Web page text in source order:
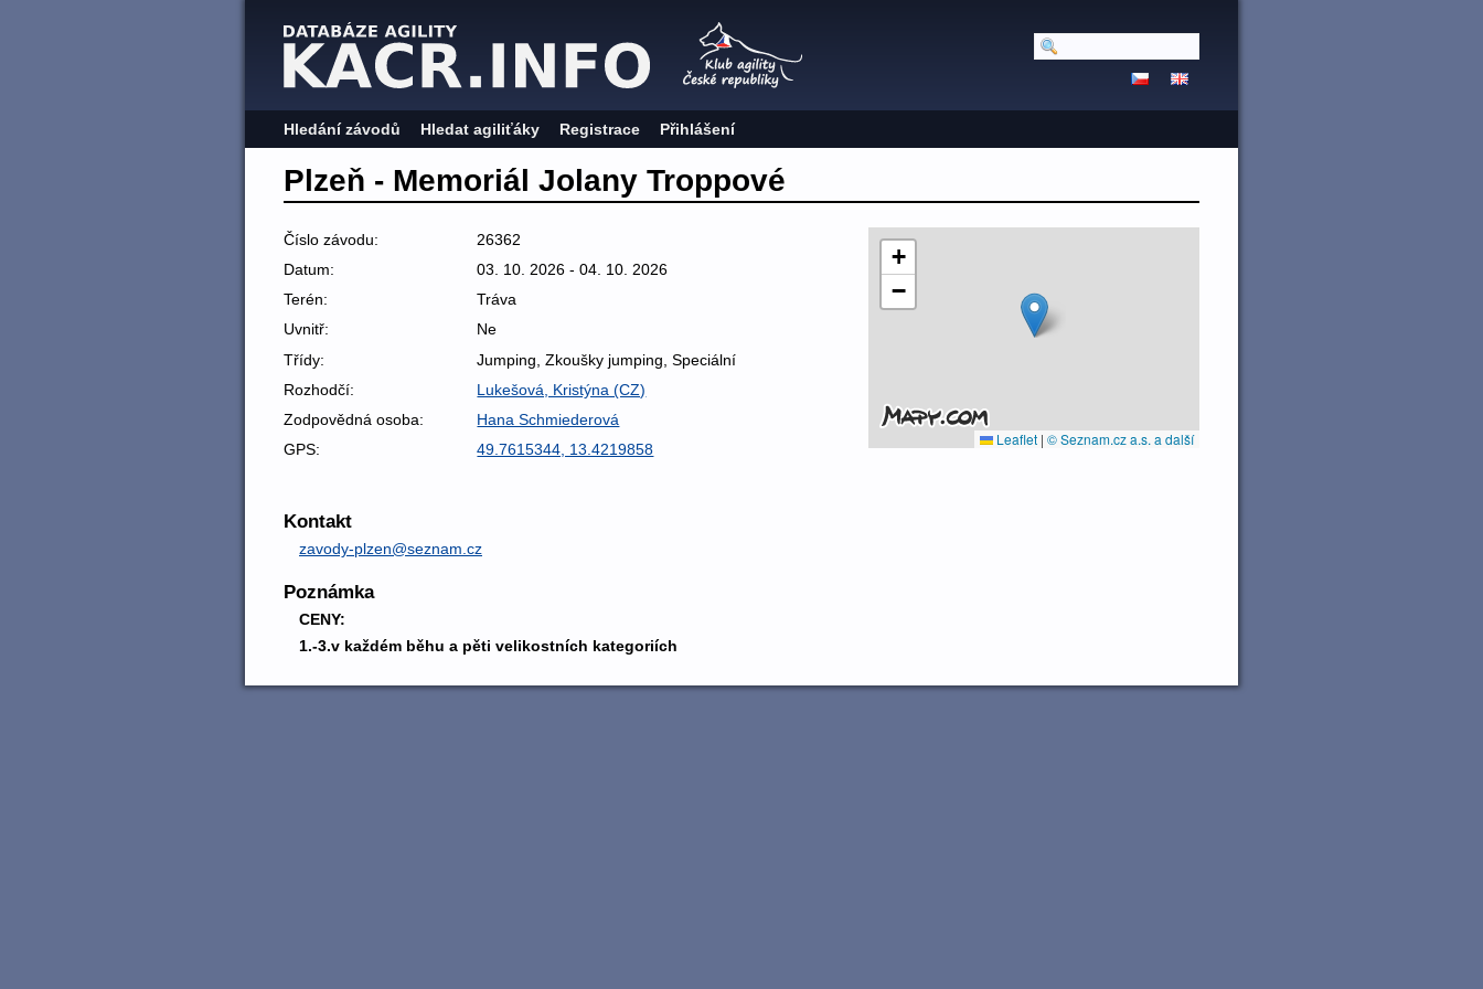
Hledání závodů Hledat agiliťáky Registrace Přihlášení
Plzeň - Memoriál Jolany Troppové
Číslo závodu:
26362
Datum:
03. 10. 2026 - 04. 10. 2026
Terén:
Tráva
Uvnitř:
Ne
Třídy:
Jumping, Zkoušky jumping, Speciální
Rozhodčí:
Lukešová, Kristýna (CZ)
Zodpovědná osoba:
Hana Schmiederová
GPS:
49.7615344, 13.4219858
+
−
Leaflet | © Seznam.cz a.s. a další
Kontakt
zavody-plzen@seznam.cz
Poznámka
CENY:
1.-3.v každém běhu a pěti velikostních kategoriích